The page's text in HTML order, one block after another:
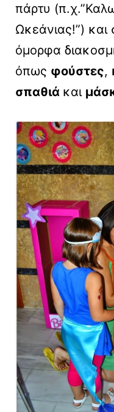
πάρτυ
Ωκεάνιας!”) και
όμορφα
όπως φούστες,
σπαθιά και